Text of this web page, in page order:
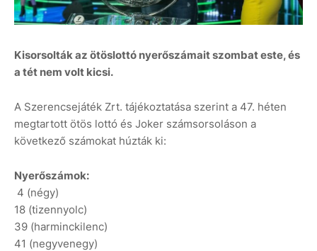
Kisorsolták az ötöslottó nyerőszámait szombat este, és
a tét nem volt kicsi.
A Szerencsejáték Zrt. tájékoztatása szerint a 47. héten
megtartott ötös lottó és Joker számsorsoláson a
következő számokat húzták ki:
Nyerőszámok:
4 (négy)
18 (tizennyolc)
39 (harminckilenc)
41 (negyvenegy)